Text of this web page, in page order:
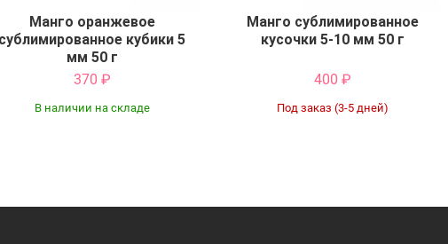
Манго оранжевое
сублимированное кубики 5
мм 50 г
370 ₽
В наличии на складе
Манго сублимированное
кусочки 5-10 мм 50 г
400 ₽
Под заказ (3-5 дней)